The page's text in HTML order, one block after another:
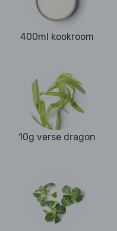
400ml kookroom
10g verse dragon